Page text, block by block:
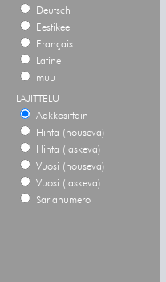
Deutsch
Eestikeel
Français
Latine
muu
LAJITTELU
Aakkosittain
Hinta (nouseva)
Hinta (laskeva)
Vuosi (nouseva)
Vuosi (laskeva)
Sarjanumero